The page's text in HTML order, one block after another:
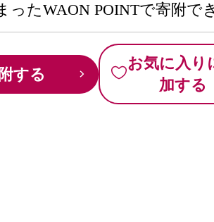
ったWAON POINTで寄附で
する
お気に入り
加する